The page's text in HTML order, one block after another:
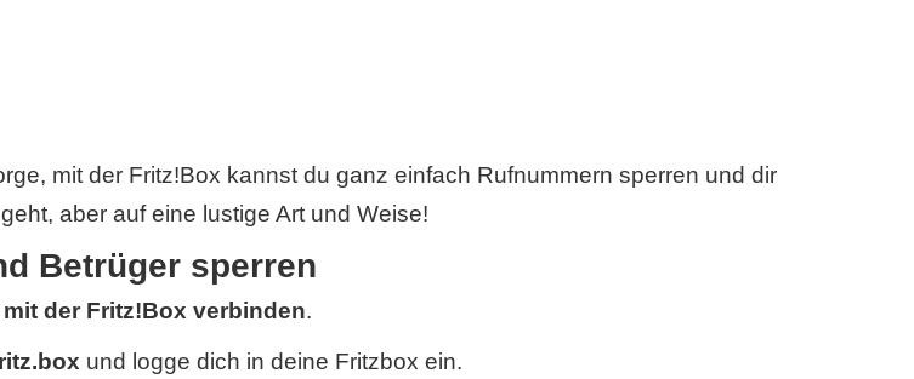
mit der Fritz!Box kannst du ganz einfach Rufnummern sperren und dir
aber auf eine lustige Art und Weise!
Betrüger sperren
der Fritz!Box verbinden.
und logge dich in deine Fritzbox ein.